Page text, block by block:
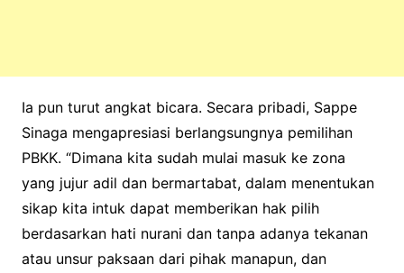
Ia pun turut angkat bicara. Secara pribadi, Sappe
Sinaga mengapresiasi berlangsungnya pemilihan
PBKK. “Dimana kita sudah mulai masuk ke zona
yang jujur adil dan bermartabat, dalam menentukan
sikap kita intuk dapat memberikan hak pilih
berdasarkan hati nurani dan tanpa adanya tekanan
atau unsur paksaan dari pihak manapun, dan